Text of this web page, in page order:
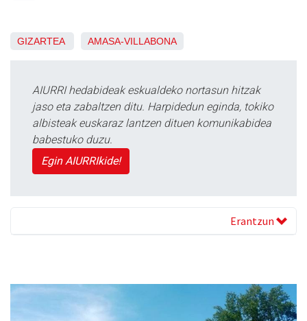
GIZARTEA AMASA-VILLABONA
AIURRI hedabideak eskualdeko nortasun hitzak
jaso eta zabaltzen ditu. Harpidedun eginda, tokiko
albisteak euskaraz lantzen dituen komunikabidea
babestuko duzu.
Egin AIURRIkide!
Erantzun